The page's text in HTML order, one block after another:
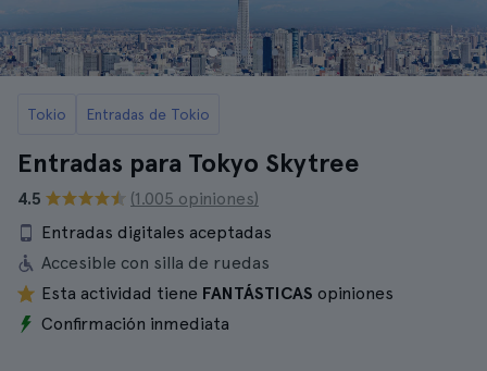
Tokio Entradas de Tokio
Entradas para Tokyo Skytree
4.5
(1.005 opiniones)
Entradas digitales aceptadas
Accesible con silla de ruedas
Esta actividad tiene FANTÁSTICAS opiniones
Confirmación inmediata